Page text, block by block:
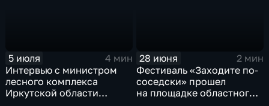
5 июля
4 мин
Интервью с министром
лесного комплекса
Иркутской области
28 июня
2 мин
Фестиваль «Заходите по-
соседски» прошел
на площадке областного